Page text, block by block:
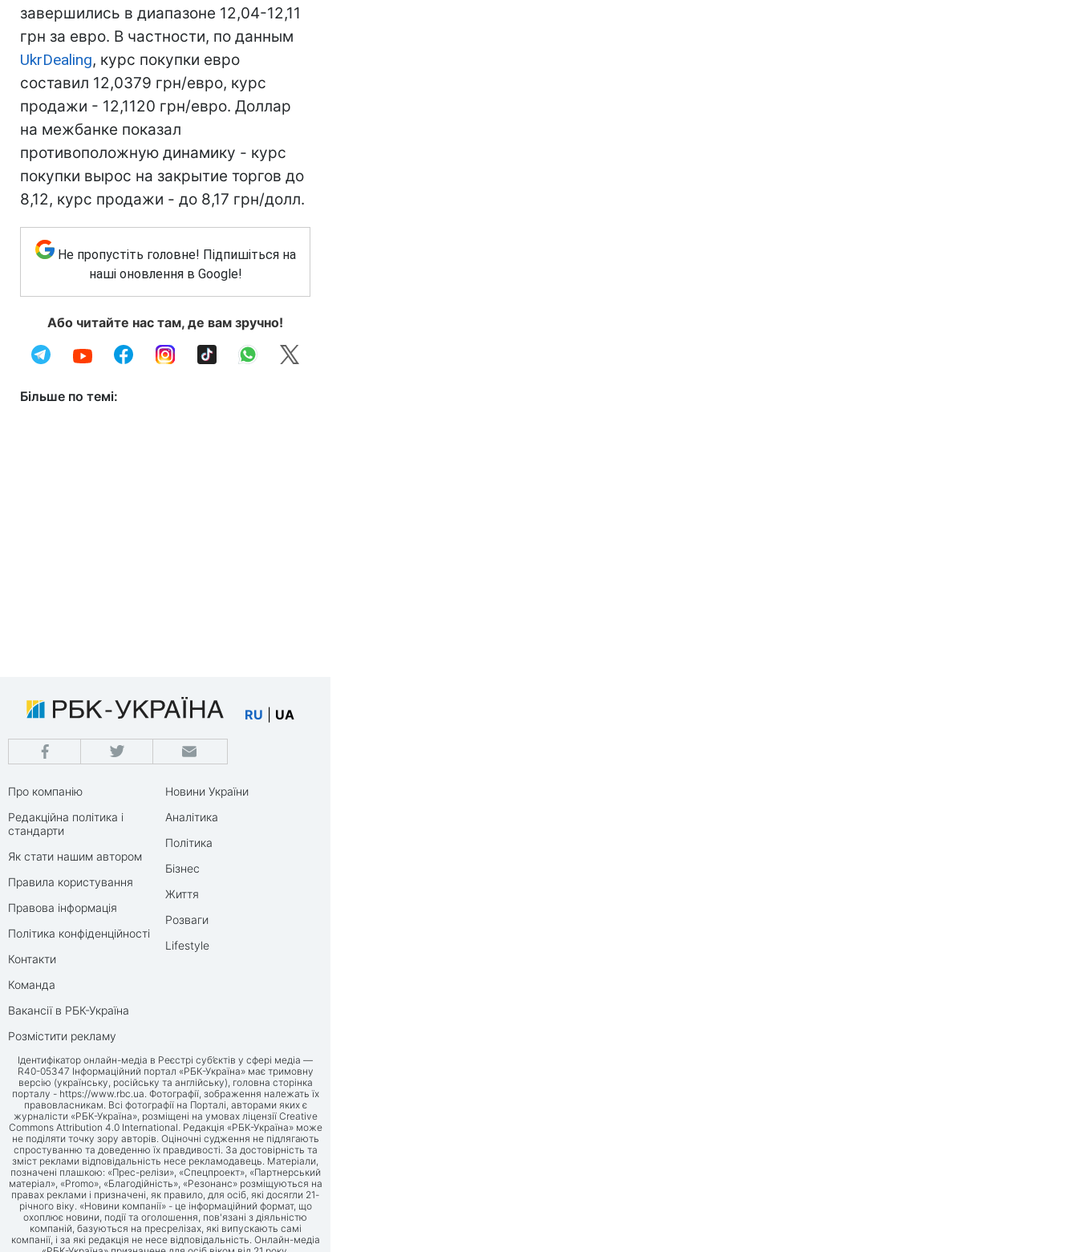
завершились в диапазоне 12,04-12,11
грн за евро. В частности, по данным
UkrDealing, курс покупки евро
составил 12,0379 грн/евро, курс
продажи - 12,1120 грн/евро. Доллар
на межбанке показал
противоположную динамику - курс
покупки вырос на закрытие торгов до
8,12, курс продажи - до 8,17 грн/долл.
Не пропустіть головне! Підпишіться на
наші оновлення в Google!
Або читайте нас там, де вам зручно!
Більше по темі:
RU UA
Про компанію
Редакційна політика і
стандарти
Як стати нашим автором
Правила користування
Правова інформація
Політика конфіденційності
Контакти
Команда
Вакансії в РБК-Україна
Розмістити рекламу
Новини України
Аналітика
Політика
Бізнес
Життя
Розваги
Lifestyle
Ідентифікатор онлайн-медіа в Реєстрі суб’єктів у сфері медіа —
R40-05347 Інформаційний портал «РБК-Україна» має тримовну
версію (українську, російську та англійську), головна сторінка
порталу - https://www.rbc.ua. Фотографії, зображення належать їх
правовласникам. Всі фотографії на Порталі, авторами яких є
журналісти «РБК-Україна», розміщені на умовах ліцензії Creative
Commons Attribution 4.0 International. Редакція «РБК-Україна» може
не поділяти точку зору авторів. Оціночні судження не підлягають
спростуванню та доведенню їх правдивості. За достовірність та
зміст реклами відповідальність несе рекламодавець. Матеріали,
позначені плашкою: «Прес-релізи», «Спецпроект», «Партнерський
матеріал», «Promo», «Благодійність», «Резонанс» розміщуються на
правах реклами і призначені, як правило, для осіб, які досягли 21-
річного віку. «Новини компанії» - це інформаційний формат, що
охоплює новини, події та оголошення, пов'язані з діяльністю
компаній, базуються на пресрелізах, які випускають самі
компанії, і за які редакція не несе відповідальність. Онлайн-медіа